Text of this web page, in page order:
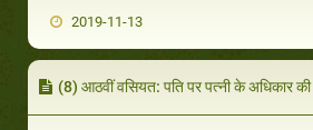
2019-11-13
(8) आठवीं वसियत: पति पर पत्नी के अधिकार